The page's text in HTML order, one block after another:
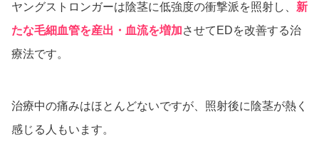
ヤングストロンガーは陰茎に低強度の衝撃派を照射し、 新
たな毛細血管を産出・血流を増加させてEDを改善する治
療法です。
治療中の痛みはほとんどないですが、照射後に陰茎が熱く
感じる人もいます。